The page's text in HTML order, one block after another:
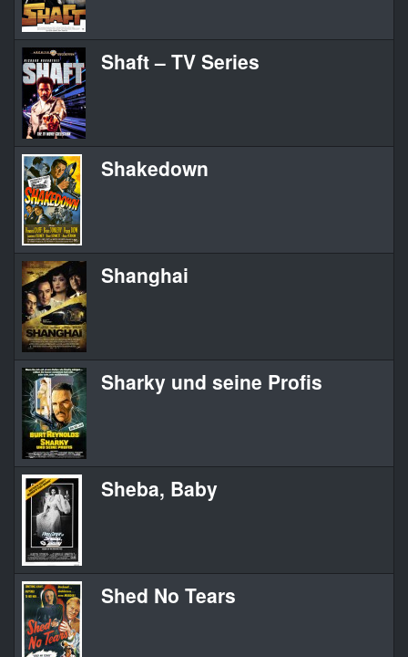
Shaft – TV Series
Shakedown
Shanghai
Sharky und seine Profis
Sheba, Baby
Shed No Tears